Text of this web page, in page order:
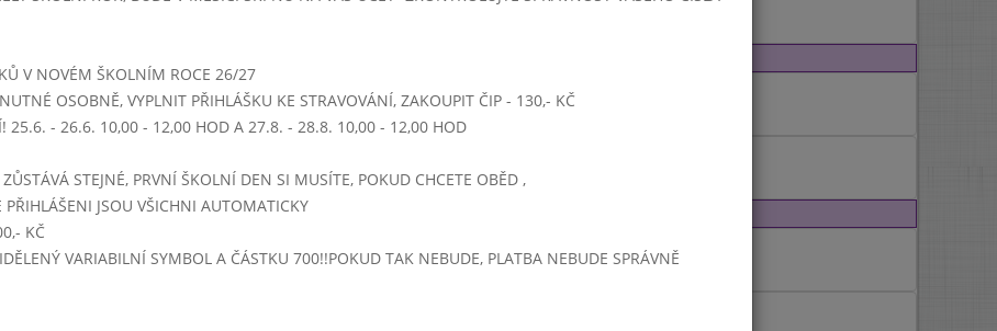
- 14:00)
V NOVÉM ŠKOLNÍM ROCE 26/27
OSOBNĚ, VYPLNIT PŘIHLÁŠKU KE STRAVOVÁNÍ, ZAKOUPIT ČIP - 130,- KČ
25.6. - 26.6. 10,00 - 12,00 HOD A 27.8. - 28.8. 10,00 - 12,00 HOD
STEJNÉ, PRVNÍ ŠKOLNÍ DEN SI MUSÍTE, POKUD CHCETE OBĚD ,
JSOU VŠICHNI AUTOMATICKY
KČ
VARIABILNÍ SYMBOL A ČÁSTKU 700!!POKUD TAK NEBUDE, PLATBA NEBUDE SPRÁVNĚ